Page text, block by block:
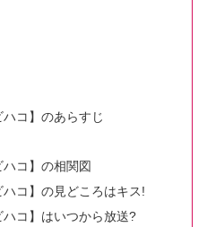
コ】のあらすじ
コ】の相関図
コ】の見どころはキス!
ハコ】はいつから放送?